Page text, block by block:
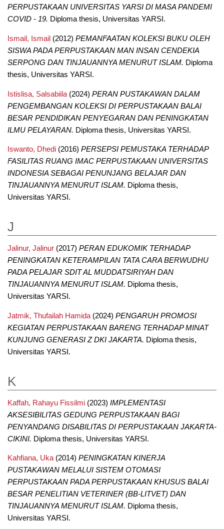
PERPUSTAKAAN UNIVERSITAS YARSI DI MASA PANDEMI
COVID - 19. Diploma thesis, Universitas YARSI.
Ismail, Ismail (2012) PEMANFAATAN KOLEKSI BUKU OLEH
SISWA PADA PERPUSTAKAAN MAN INSAN CENDEKIA
SERPONG DAN TINJAUANNYA MENURUT ISLAM. Diploma
thesis, Universitas YARSI.
Istislisa, Salsabiila(2024) PERAN PUSTAKAWAN DALAM
PENGEMBANGAN KOLEKSI DI PERPUSTAKAAN BALAI
BESAR PENDIDIKAN PENYEGARAN DAN PENINGKATAN
ILMU PELAYARAN. Diploma thesis, Universitas YARSI.
Iswanto, Dhedi(2016) PERSEPSI PEMUSTAKA TERHADAP
FASILITAS RUANG IMAC PERPUSTAKAAN UNIVERSITAS
INDONESIA SEBAGAI PENUNJANG BELAJAR DAN
TINJAUANNYA MENURUT ISLAM. Diploma thesis,
Universitas YARSI.
J
Jalinur, Jalinur(2017) PERAN EDUKOMIK TERHADAP
PENINGKATAN KETERAMPILAN TATA CARA BERWUDHU
PADA PELAJAR SDIT AL MUDDATSIRIYAH DAN
TINJAUANNYA MENURUT ISLAM. Diploma thesis,
Universitas YARSI.
Jatmik, Thufailah Hamida(2024) PENGARUH PROMOSI
KEGIATAN PERPUSTAKAAN BARENG TERHADAP MINAT
KUNJUNG GENERASI Z DKI JAKARTA. Diploma thesis,
Universitas YARSI.
K
Kaffah, Rahayu Fissilmi(2023) IMPLEMENTASI
AKSESIBILITAS GEDUNG PERPUSTAKAAN BAGI
PENYANDANG DISABILITAS DI PERPUSTAKAAN JAKARTA-
CIKINI. Diploma thesis, Universitas YARSI.
Kahfiana, Uka(2014) PENINGKATAN KINERJA
PUSTAKAWAN MELALUI SISTEM OTOMASI
PERPUSTAKAAN PADA PERPUSTAKAAN KHUSUS BALAI
BESAR PENELITIAN VETERINER (BB-LITVET) DAN
TINJAUANNYA MENURUT ISLAM. Diploma thesis,
Universitas YARSI.